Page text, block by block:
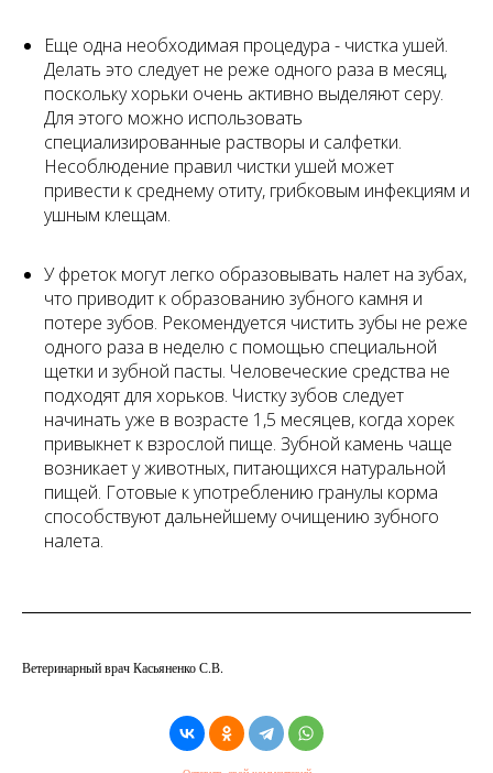
Еще одна необходимая процедура - чистка ушей.
Делать это следует не реже одного раза в месяц,
поскольку хорьки очень активно выделяют серу.
Для этого можно использовать
специализированные растворы и салфетки.
Несоблюдение правил чистки ушей может
привести к среднему отиту, грибковым инфекциям и
ушным клещам.
У фреток могут легко образовывать налет на зубах,
что приводит к образованию зубного камня и
потере зубов. Рекомендуется чистить зубы не реже
одного раза в неделю с помощью специальной
щетки и зубной пасты. Человеческие средства не
подходят для хорьков. Чистку зубов следует
начинать уже в возрасте 1,5 месяцев, когда хорек
привыкнет к взрослой пище. Зубной камень чаще
возникает у животных, питающихся натуральной
пищей. Готовые к употреблению гранулы корма
способствуют дальнейшему очищению зубного
налета.
Ветеринарный врач Касьяненко С.В.